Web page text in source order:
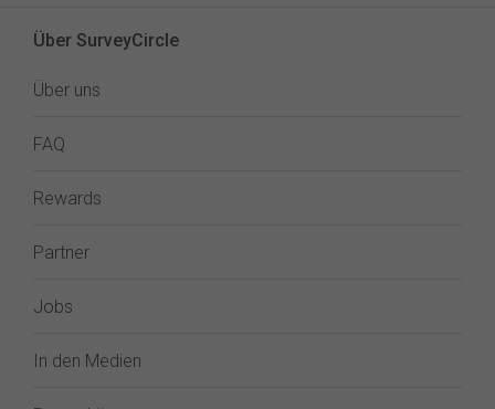
Über SurveyCircle
Über uns
FAQ
Rewards
Partner
Jobs
In den Medien